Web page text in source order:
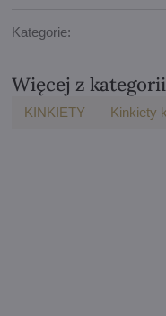
Kategorie:
Więcej z kategorii
KINKIETY Kinkiety